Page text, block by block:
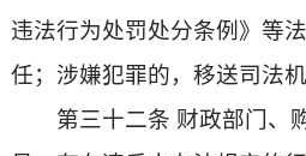
违法行为处罚处分条例》等
任；涉嫌犯罪的，移送司法机
第三十二条 财政部门、